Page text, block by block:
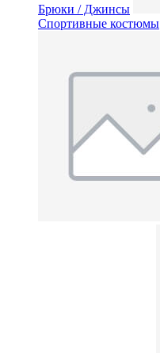
Брюки / Джинсы
Спортивные костюмы